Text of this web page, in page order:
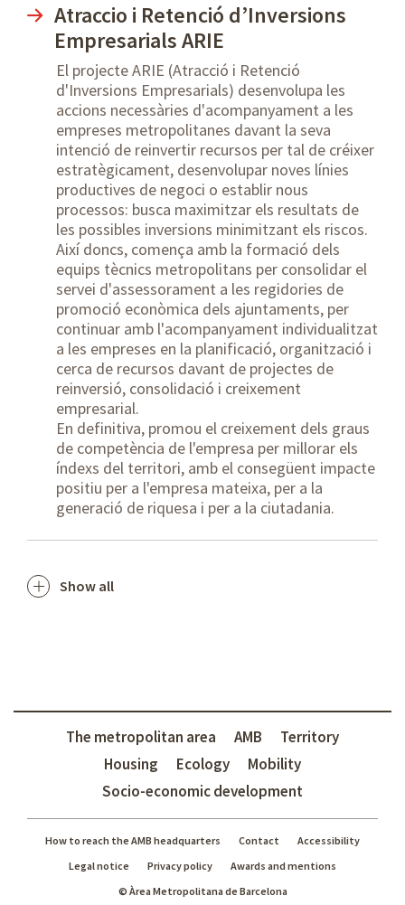
Atraccio i Retenció d’Inversions
Empresarials ARIE
El projecte ARIE (Atracció i Retenció
d'Inversions Empresarials) desenvolupa les
accions necessàries d'acompanyament a les
empreses metropolitanes davant la seva
intenció de reinvertir recursos per tal de créixer
estratègicament, desenvolupar noves línies
productives de negoci o establir nous
processos: busca maximitzar els resultats de
les possibles inversions minimitzant els riscos.
Així doncs, comença amb la formació dels
equips tècnics metropolitans per consolidar el
servei d'assessorament a les regidories de
promoció econòmica dels ajuntaments, per
continuar amb l'acompanyament individualitzat
a les empreses en la planificació, organització i
cerca de recursos davant de projectes de
reinversió, consolidació i creixement
empresarial.
En definitiva, promou el creixement dels graus
de competència de l'empresa per millorar els
índexs del territori, amb el consegüent impacte
positiu per a l'empresa mateixa, per a la
generació de riquesa i per a la ciutadania.
Show all
The metropolitan area AMB
Territory
Housing
Ecology
Mobility
Socio-economic development
How to reach the AMB headquarters Contact
Accessibility
Legal notice
Privacy policy
Awards and mentions
© Àrea Metropolitana de Barcelona